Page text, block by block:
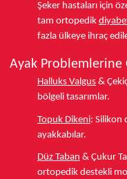
Şeker hastaları için
tam ortopedik
fazla ülkeye ihraç
Ayak Problemlerine
Halluks Valgus &
bölgeli tasarımlar.
Topuk Dikeni: Silikon
ayakkabılar.
Düz Taban & Çukur
ortopedik destekli